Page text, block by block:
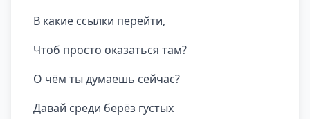
В какие ссылки перейти,
Чтоб просто оказаться там?
О чём ты думаешь сейчас?
Давай среди берёз густых